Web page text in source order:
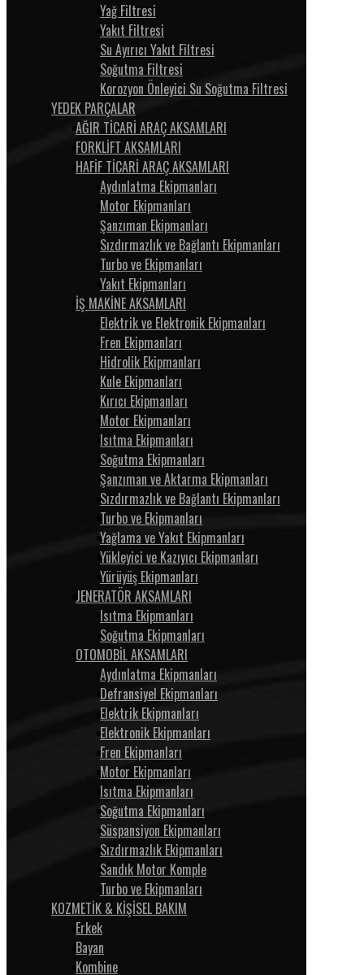
Yağ Filtresi
Yakıt Filtresi
Su Ayırıcı Yakıt Filtresi
Soğutma Filtresi
Korozyon Önleyici Su Soğutma Filtresi
YEDEK PARÇALAR
AĞIR TİCARİ ARAÇ AKSAMLARI
FORKLİFT AKSAMLARI
HAFİF TİCARİ ARAÇ AKSAMLARI
Aydınlatma Ekipmanları
Motor Ekipmanları
Şanzıman Ekipmanları
Sızdırmazlık ve Bağlantı Ekipmanları
Turbo ve Ekipmanları
Yakıt Ekipmanları
İŞ MAKİNE AKSAMLARI
Elektrik ve Elektronik Ekipmanları
Fren Ekipmanları
Hidrolik Ekipmanları
Kule Ekipmanları
Kırıcı Ekipmanları
Motor Ekipmanları
Isıtma Ekipmanları
Soğutma Ekipmanları
Şanzıman ve Aktarma Ekipmanları
Sızdırmazlık ve Bağlantı Ekipmanları
Turbo ve Ekipmanları
Yağlama ve Yakıt Ekipmanları
Yükleyici ve Kazıyıcı Ekipmanları
Yürüyüş Ekipmanları
JENERATÖR AKSAMLARI
Isıtma Ekipmanları
Soğutma Ekipmanları
OTOMOBİL AKSAMLARI
Aydınlatma Ekipmanları
Defransiyel Ekipmanları
Elektrik Ekipmanları
Elektronik Ekipmanları
Fren Ekipmanları
Motor Ekipmanları
Isıtma Ekipmanları
Soğutma Ekipmanları
Süspansiyon Ekipmanları
Sızdırmazlık Ekipmanları
Sandık Motor Komple
Turbo ve Ekipmanları
KOZMETİK & KİŞİSEL BAKIM
Erkek
Bayan
Kombine